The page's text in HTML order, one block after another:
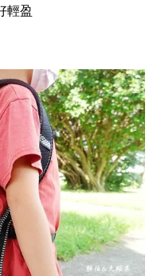
輕盈